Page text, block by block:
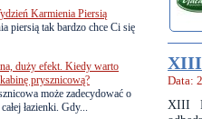
XIII
Data:
XIII
Karmienia Piersią
piersią tak bardzo chce Ci się
duży efekt. Kiedy warto
prysznicową?
może zadecydować o
łazienki. Gdy...